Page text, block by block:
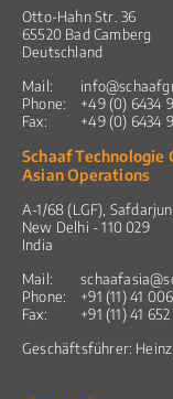
Otto-Hahn Str. 36
65520 Bad Camberg
Deutschland
Mail:
Phone:
+49 (0) 6434
Fax:
+49 (0) 6434
Schaaf Technologie
Asian Operations
A-1/68 (LGF),
New Delhi - 110 029
India
Mail:
Phone:
+91 (11) 41
Fax:
+91 (11) 41
Geschäftsführer: